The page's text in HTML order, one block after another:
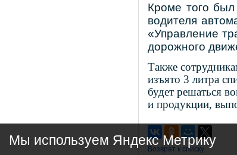
Кроме того был
водителя
«Управление
дорожного
Также
изъято 3 литра
будет решаться
и продукции,
Возврат к списку
Мы используем Яндекс Метрику